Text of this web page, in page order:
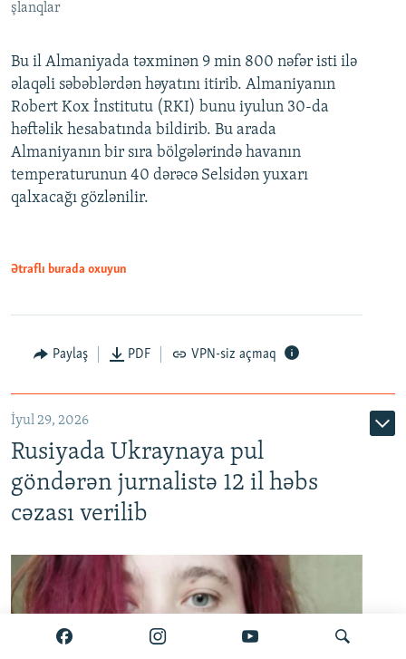
şlanqlar
Bu il Almaniyada təxminən 9 min 800 nəfər isti ilə
əlaqəli səbəblərdən həyatını itirib. Almaniyanın
Robert Kox İnstitutu (RKI) bunu iyulun 30-da
həftəlik hesabatında bildirib. Bu arada
Almaniyanın bir sıra bölgələrində havanın
temperaturunun 40 dərəcə Selsidən yuxarı
qalxacağı gözlənilir.
Ətraflı burada oxuyun
Paylaş PDF VPN-siz açmaq
İyul 29, 2026
Rusiyada Ukraynaya pul
göndərən jurnalistə 12 il həbs
cəzası verilib